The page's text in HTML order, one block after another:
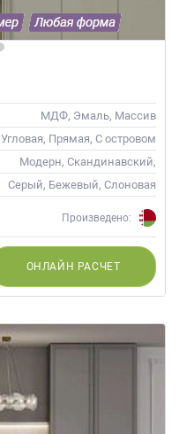
МДФ, Эмаль, Массив
Угловая, Прямая, С островом
Модерн, Скандинавский,
Неоклассика, Современные
Серый, Бежевый, Слоновая
кость, Кремовый
Произведено:
ОНЛАЙН РАСЧЕТ